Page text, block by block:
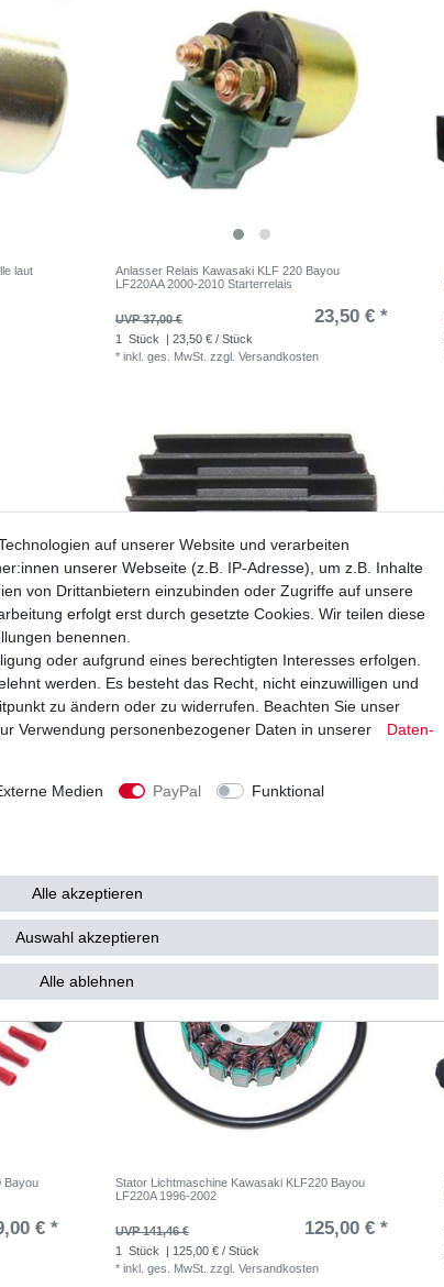
laut
Anlasser Relais Kawasaki KLF 220 Bayou
LF220AA 2000-2010 Starterrelais
UVP 37,00 € 23,50 € *
1 Stück
| 23,50 € / Stück
*inkl. ges. MwSt. zzgl.Versandkosten
Bayou
Regler Lichtmaschine Kawasaki KLF 220 Bayou
LF220A 1996 - 2002
1 Stück | 79,90 € / Stück
Bayou
€ *
Stator Lichtmaschine Kawasaki KLF220 Bayou
LF220A 1996-2002
UVP 141,46 € 125,00 € *
1 Stück
| 125,00 € / Stück
*inkl. ges. MwSt. zzgl.Versandkosten
auf unserer Website und verarbeiten
unserer Webseite (z.B. IP-Adresse), um z.B. Inhalte
von Drittanbietern einzubinden oder Zugriffe auf unsere
erfolgt erst durch gesetzte Cookies. Wir teilen diese
benennen.
oder aufgrund eines berechtigten Interesses erfolgen.
werden. Es besteht das Recht, nicht einzuwilligen und
zu ändern oder zu widerrufen. Beachten Sie unser
Verwendung personenbezogener Daten in unserer
Daten­
Medien PayPal
Funktional
Alle akzeptieren
Auswahl akzeptieren
Alle ablehnen